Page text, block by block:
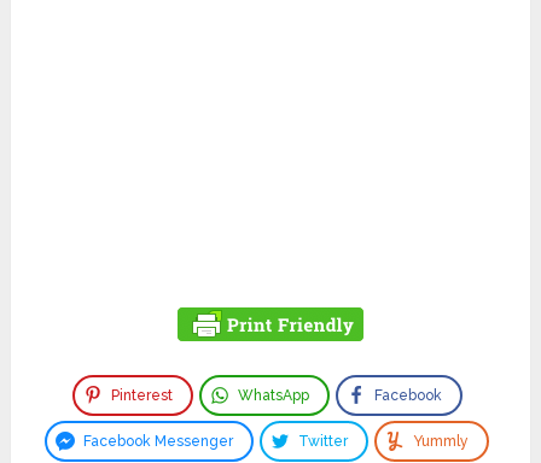
Pinterest WhatsApp Facebook
Facebook Messenger Twitter Yummly